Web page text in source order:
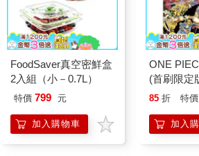
FoodSaver真空密鮮盒
2入組（小－0.7L）
特價 799 元
加入購物車
ONE
(首刷限定
85 折 特價
加入